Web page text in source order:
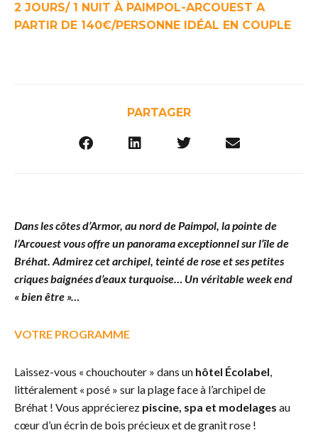
2 JOURS/ 1 NUIT À PAIMPOL-ARCOUEST A
PARTIR DE 140€/PERSONNE IDÉAL EN COUPLE
PARTAGER
Dans les côtes d’Armor, au nord de Paimpol, la pointe de
l’Arcouest vous offre un panorama exceptionnel sur l’île de
Bréhat. Admirez cet archipel, teinté de rose et ses petites
criques baignées d’eaux turquoise… Un véritable week end
« bien être »…
VOTRE PROGRAMME
Laissez-vous « chouchouter » dans un hôtel Écolabel,
littéralement « posé » sur la plage face à l’archipel de
Bréhat ! Vous apprécierez piscine, spa et modelages au
cœur d’un écrin de bois précieux et de granit rose !